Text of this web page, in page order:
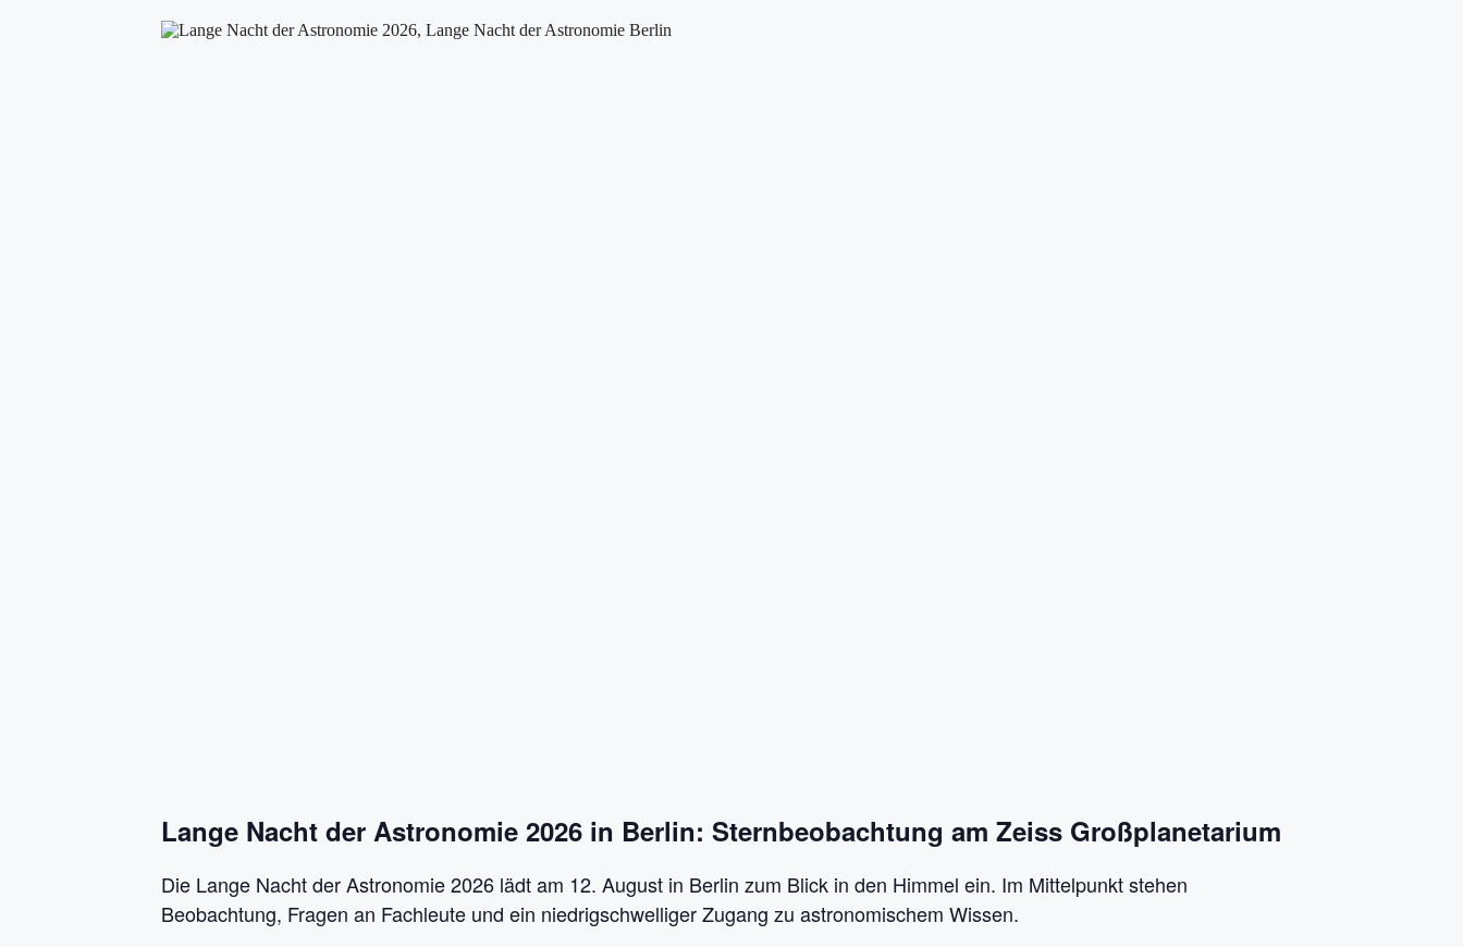
Lange Nacht der Astronomie 2026 in Berlin: Sternbeobachtung am Zeiss Großplanetarium
Die Lange Nacht der Astronomie 2026 lädt am 12. August in Berlin zum Blick in den Himmel ein. Im Mittelpunkt stehen
Beobachtung, Fragen an Fachleute und ein niedrigschwelliger Zugang zu astronomischem Wissen.